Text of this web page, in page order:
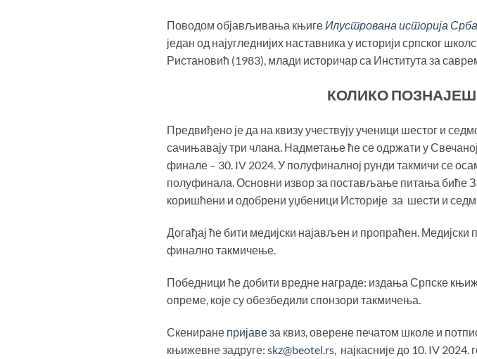
Поводом објављивања књиге Илустрована историја
један од најугледнијих наставника у историји српског
Ристановић (1983), млади историчар са Института за
КОЛИКО
Предвиђено је да на квизу учествују ученици шестог и
сачињавају три члана. Надметање ће се одржати у
финале – 30. IV 2024. У полуфиналној рунди такмичи се
полуфинала. Основни извор за постављање питања биће
коришћени и одобрени уџбеници Историје за шести и
Догађај ће бити медијски најављен и пропраћен. Медијски
финално такмичење.
Победници ће добити вредне награде: издања Српске
опреме, које су обезбедили спонзори такмичења.
Скениране пријавеза квиз, оверене печатом школе и
књижевне задруге: skz@beotel.rs , најкасније до 10. IV